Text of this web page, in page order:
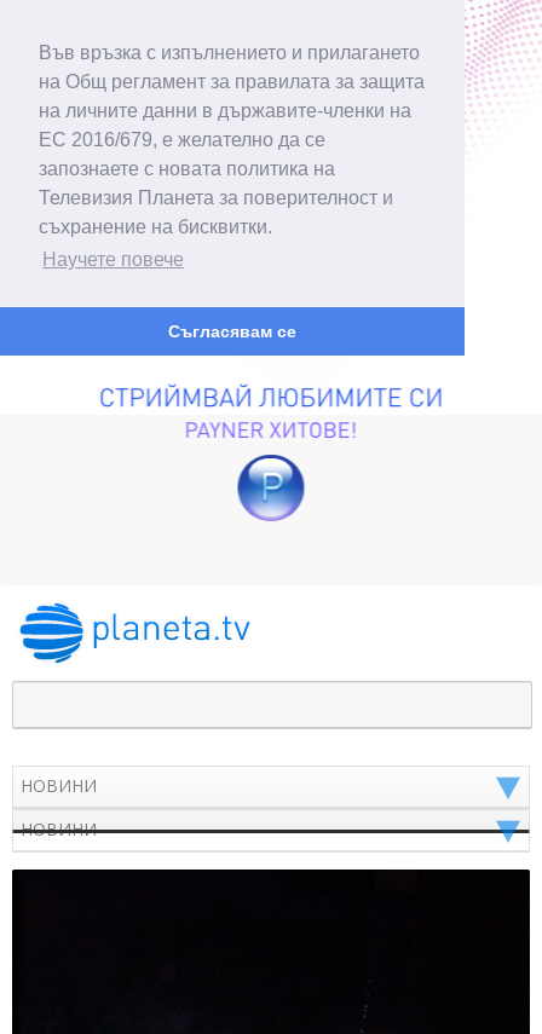
Във връзка с изпълнението и прилагането
на Общ регламент за правилата за защита
на личните данни в държавите-членки на
ЕС 2016/679, е желателно да се
запознаете с новата политика на
Телевизия Планета за поверителност и
съхранение на бисквитки.
Научете повече
Съгласявам се